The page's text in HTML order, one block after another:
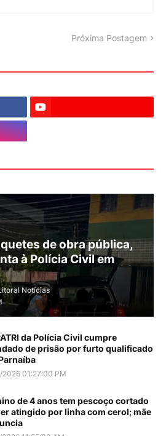
Próxima Postagem
de obra pública,
à Polícia Civil em
Notícias
da Polícia Civil cumpre
de prisão por furto qualificado
01:27:00 PM
de 4 anos tem pescoço cortado
atingido por linha com cerol; mãe